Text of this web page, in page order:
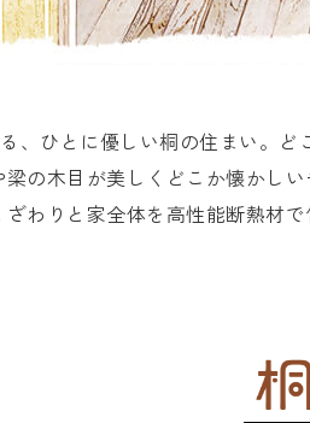
、ひとに優しい桐の住まい。
の木目が美しくどこか懐かし
わりと家全体を高性能断熱材